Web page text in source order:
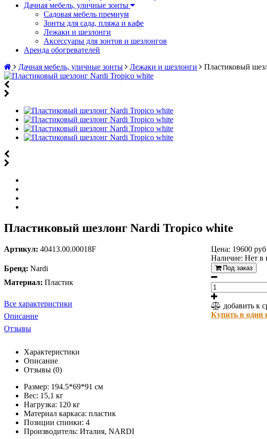
Дачная мебель, уличные зонты
Садовая мебель премиум
Зонты для сада, пляжа и кафе
Лежаки и шезлонги
Аксессуары для зонтов и шезлонгов
Аренда обогревателей
Дачная мебель, уличные зонты
Лежаки и шезлонги Пластиковый
Пластиковый шезлонг Nardi Tropico white
Артикул: 40413.00.00018F
Бренд: Nardi
Материал: Пластик
Все характеристики
Описание
Отзывы
Цена: 19600 руб
Наличие:Нет в
Под заказ
добавить к
Купить в один
Характеристики
Описание
Отзывы (0)
Размер: 194.5*69*91 см
Вес: 15,1 кг
Нагрузка: 120 кг
Материал каркаса: пластик
Позиции спинки: 4
Производитель: Италия, NARDI